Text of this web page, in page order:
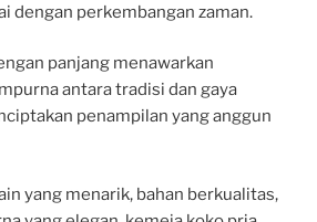
dengan perkembangan zaman.
panjang menawarkan
antara tradisi dan gaya
penampilan yang anggun
yang menarik, bahan berkualitas,